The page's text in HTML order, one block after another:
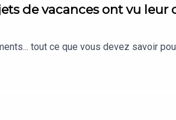
de vacances ont vu leur
tout ce que vous devez savoir